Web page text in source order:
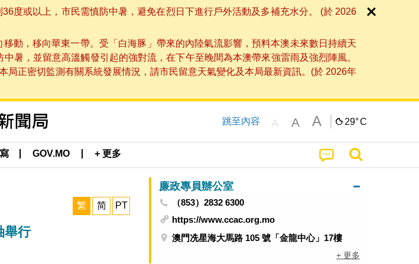
度或以上，市民需慎防中暑，避免在烈日下進行戶外活動及多補充水分。 (於 2026
動，移向華東一帶。受「白海豚」帶來的內陸氣流影響，預料本澳未來數日持續天
暑，並留意高溫觸發引起的強對流，在下午至晚間為本澳帶來強雷雨及強烈陣風。
正密切監測有關系統發展情況，請市民留意天氣變化及本局最新資訊。(於 2026年
跳至內容 A A A 29°C
GOV.MO + 更多
繁 简 PT
舉行
廉政專員辦公室
（853）2832 6300
https://www.ccac.org.mo
澳門冼星海大馬路 105 號「金龍中心」17樓
+ 更多